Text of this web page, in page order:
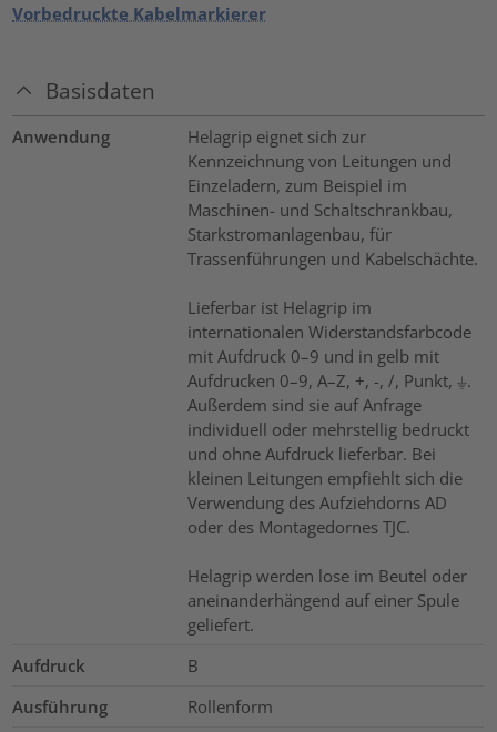
Vorbedruckte Kabelmarkierer
Basisdaten
Anwendung
Helagrip eignet sich zur
Kennzeichnung von Leitungen und
Einzeladern, zum Beispiel im
Maschinen- und Schaltschrankbau,
Starkstromanlagenbau, für
Trassenführungen und Kabelschächte.
Lieferbar ist Helagrip im
internationalen Widerstandsfarbcode
mit Aufdruck 0–9 und in gelb mit
Aufdrucken 0–9, A–Z, +, -, /, Punkt, ⏚.
Außerdem sind sie auf Anfrage
individuell oder mehrstellig bedruckt
und ohne Aufdruck lieferbar. Bei
kleinen Leitungen empfiehlt sich die
Verwendung des Aufziehdorns AD
oder des Montagedornes TJC.
Helagrip werden lose im Beutel oder
aneinanderhängend auf einer Spule
geliefert.
Aufdruck
B
Ausführung
Rollenform